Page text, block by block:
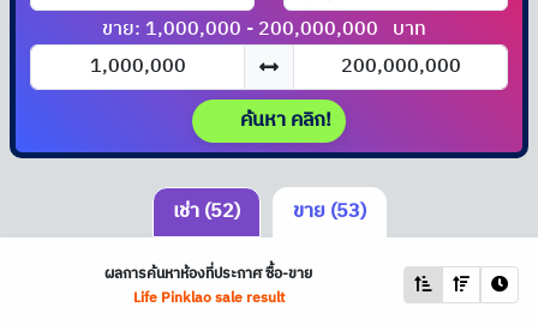
ขาย: 1,000,000 - 200,000,000 บาท
ค้นหา คลิก!
เช่า (52) ขาย (53)
ผลการค้นหาห้องที่ประกาศ ซื้อ-ขาย
Life Pinklao sale result